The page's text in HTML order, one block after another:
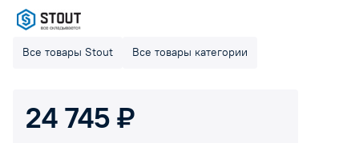
Все товары Stout Все товары категории
24 745 ₽